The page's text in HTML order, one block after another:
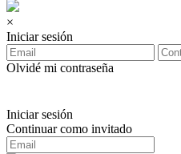
×
Iniciar sesión
Olvidé mi contraseña
Iniciar sesión
Continuar como invitado